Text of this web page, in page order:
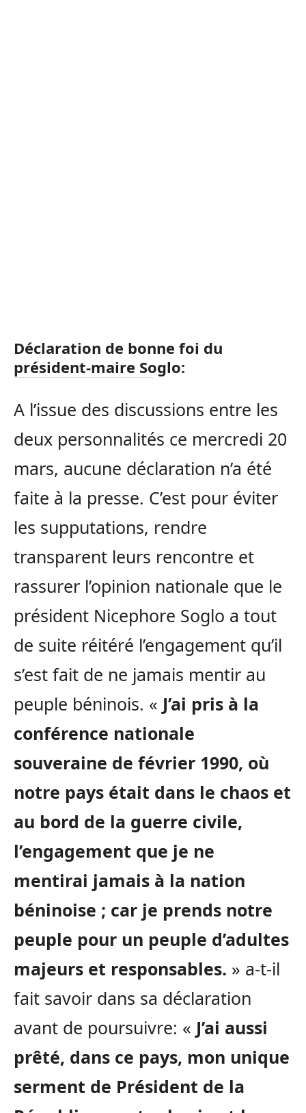
Déclaration de bonne foi du
président-maire Soglo:
A l’issue des discussions entre les
deux personnalités ce mercredi 20
mars, aucune déclaration n’a été
faite à la presse. C’est pour éviter
les supputations, rendre
transparent leurs rencontre et
rassurer l’opinion nationale que le
président Nicephore Soglo a tout
de suite réitéré l’engagement qu’il
s’est fait de ne jamais mentir au
peuple béninois. « J’ai pris à la
conférence nationale
souveraine de février 1990, où
notre pays était dans le chaos et
au bord de la guerre civile,
l’engagement que je ne
mentirai jamais à la nation
béninoise ; car je prends notre
peuple pour un peuple d’adultes
majeurs et responsables. » a-t-il
fait savoir dans sa déclaration
avant de poursuivre: « J’ai aussi
prêté, dans ce pays, mon unique
serment de Président de la